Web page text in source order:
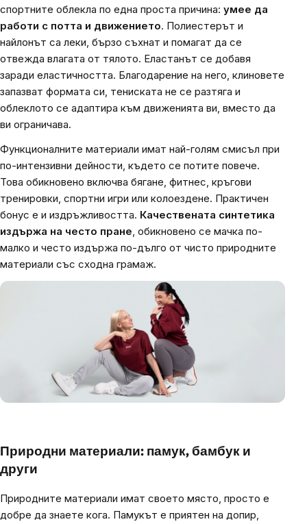
спортните облекла по една проста причина: умее да
работи с потта и движението. Полиестерът и
найлонът са леки, бързо съхнат и помагат да се
отвежда влагата от тялото. Еластанът се добавя
заради еластичността. Благодарение на него, клиновете
запазват формата си, тениската не се разтяга и
облеклото се адаптира към движенията ви, вместо да
ви ограничава.
Функционалните материали имат най-голям смисъл при
по-интензивни дейности, където се потите повече.
Това обикновено включва бягане, фитнес, кръгови
тренировки, спортни игри или колоездене. Практичен
бонус е и издръжливостта. Качествената синтетика
издържа на често пране , обикновено се мачка по-
малко и често издържа по-дълго от чисто природните
материали със сходна грамаж.
Природни материали: памук, бамбук и
други
Природните материали имат своето място, просто е
добре да знаете кога. Памукът е приятен на допир,